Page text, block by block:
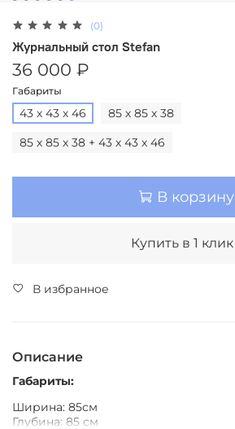
(0)
Журнальный стол Stefan
36 000 ₽
Габариты
43 х 43 х 46 85 х 85 х 38
85 х 85 х 38 + 43 х 43 х 46
В корзину
Купить в 1 клик
В избранное
Описание
Габариты:
Ширина: 85см
Глубина: 85 см